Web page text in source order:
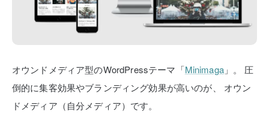
オウンドメディア型のWordPressテーマ「Minimaga」。
圧
倒的に集客効果やブランディング効果が高いのが、
オウン
ドメディア（自分メディア）です。